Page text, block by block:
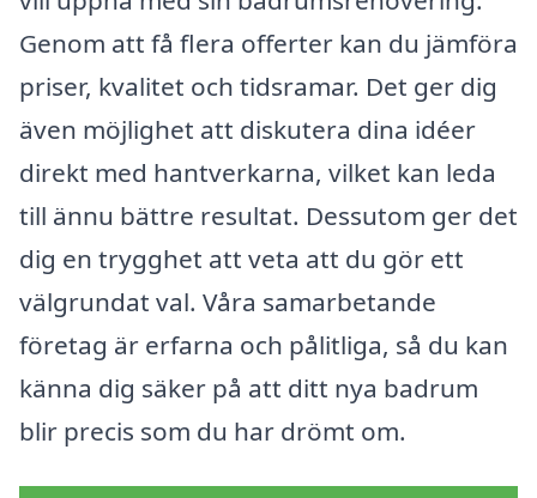
Genom att få flera offerter kan du jämföra
priser, kvalitet och tidsramar. Det ger dig
även möjlighet att diskutera dina idéer
direkt med hantverkarna, vilket kan leda
till ännu bättre resultat. Dessutom ger det
dig en trygghet att veta att du gör ett
välgrundat val. Våra samarbetande
företag är erfarna och pålitliga, så du kan
känna dig säker på att ditt nya badrum
blir precis som du har drömt om.